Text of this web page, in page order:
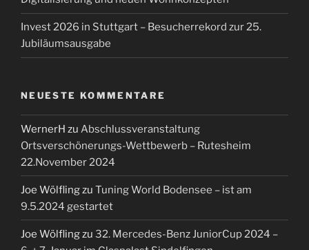
Invest 2026 in Stuttgart – Besucherrekord zur 25.
Jubiläumsausgabe
NEUESTE KOMMENTARE
WernerH zu Abschlussveranstaltung
Ortsverschönerungs-Wettbewerb – Rutesheim
22.November 2024
Joe Wölflingzu Tuning World Bodensee – ist am
9.5.2024 gestartet
Joe Wölflingzu 32. Mercedes-Benz JuniorCup 2024 –